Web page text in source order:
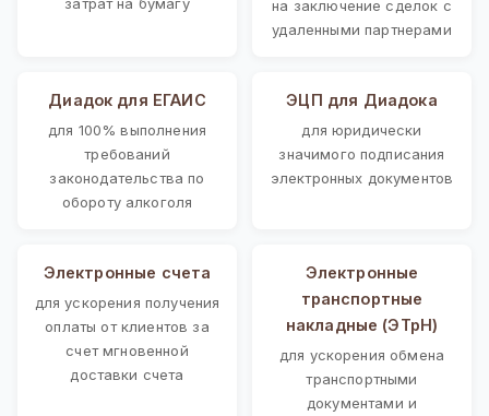
на заключение сделок с
удаленными партнерами
Диадок для ЕГАИС
для 100% выполнения
требований
законодательства по
обороту алкоголя
ЭЦП для Диадока
для юридически
значимого подписания
электронных документов
Электронные счета
для ускорения получения
оплаты от клиентов за
счет мгновенной
доставки счета
Электронные
транспортные
накладные (ЭТрН)
для ускорения обмена
транспортными
документами и